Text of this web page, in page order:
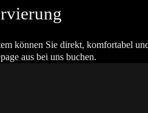
können Sie direkt, komfortabel
aus bei uns buchen.